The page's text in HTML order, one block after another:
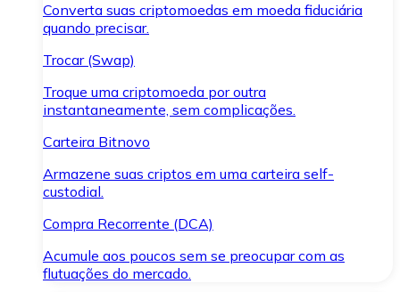
Converta suas criptomoedas em moeda fiduciária
quando precisar.
Trocar (Swap)
Troque uma criptomoeda por outra
instantaneamente, sem complicações.
Carteira Bitnovo
Armazene suas criptos em uma carteira self-
custodial.
Compra Recorrente (DCA)
Acumule aos poucos sem se preocupar com as
flutuações do mercado.